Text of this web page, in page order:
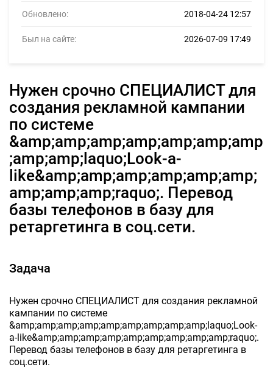
Обновлено: 2018-04-24 12:57
Был на сайте: 2026-07-09 17:49
Нужен срочно СПЕЦИАЛИСТ для
создания рекламной кампании
по системе
&amp;amp;amp;amp;amp;amp;amp
;amp;amp;laquo;Look-a-
like&amp;amp;amp;amp;amp;amp;
amp;amp;amp;raquo;. Перевод
базы телефонов в базу для
ретаргетинга в соц.сети.
Задача
Нужен срочно СПЕЦИАЛИСТ для создания рекламной
кампании по системе
&amp;amp;amp;amp;amp;amp;amp;amp;amp;laquo;Look-
a-like&amp;amp;amp;amp;amp;amp;amp;amp;amp;raquo;.
Перевод базы телефонов в базу для ретаргетинга в
соц.сети.